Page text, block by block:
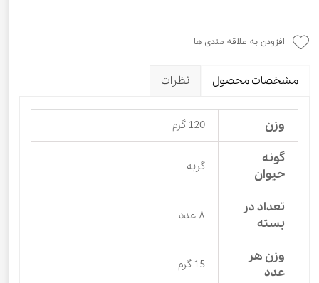
افزودن به علاقه مندی ها
مشخصات محصول نظرات
وزن 120 گرم
گونه
حیوان
گربه
تعداد در
بسته
۸ عدد
وزن هر
عدد
15 گرم